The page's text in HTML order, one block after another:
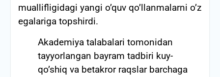
muallifligidagi yangi o’quv qo’llanmalarni o’z
egalariga topshirdi.
Akademiya talabalari tomonidan
tayyorlangan bayram tadbiri kuy-
qo’shiq va betakror raqslar barchaga